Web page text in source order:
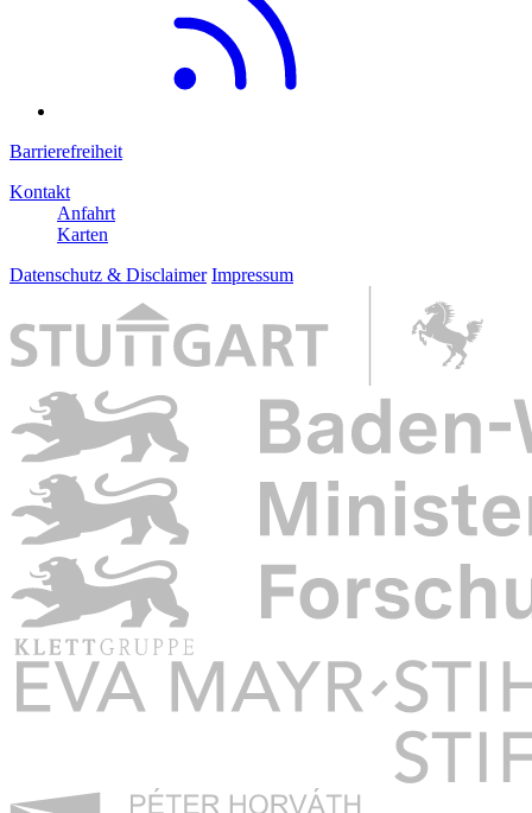
Barrierefreiheit
Kontakt
Anfahrt
Karten
Datenschutz & Disclaimer Impressum